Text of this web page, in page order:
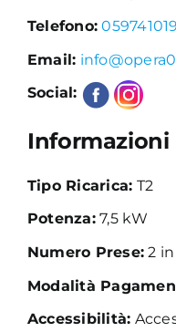
Telefono: 059741019
Email:
Social:
Informazioni
Tipo Ricarica: T2
Potenza:7,5 kW
Numero Prese: 2
Modalità
Accessibilità: